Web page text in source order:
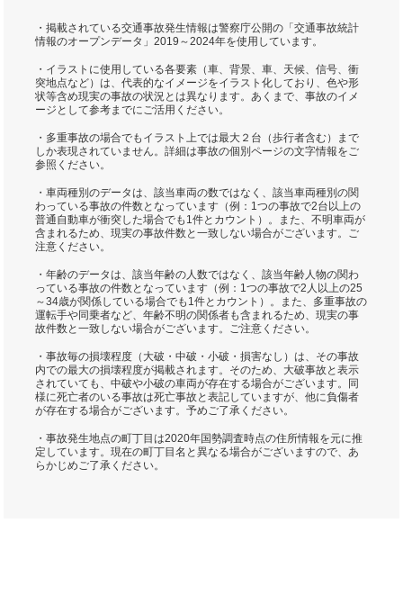
・掲載されている交通事故発生情報は警察庁公開の「交通事故統計
情報のオープンデータ」2019～2024年を使用しています。
・イラストに使用している各要素（車、背景、車、天候、信号、衝
突地点など）は、代表的なイメージをイラスト化しており、色や形
状等含め現実の事故の状況とは異なります。あくまで、事故のイメ
ージとして参考までにご活用ください。
・多重事故の場合でもイラスト上では最大２台（歩行者含む）まで
しか表現されていません。詳細は事故の個別ページの文字情報をご
参照ください。
・車両種別のデータは、該当車両の数ではなく、該当車両種別の関
わっている事故の件数となっています（例：1つの事故で2台以上の
普通自動車が衝突した場合でも1件とカウント）。また、不明車両が
含まれるため、現実の事故件数と一致しない場合がございます。ご
注意ください。
・年齢のデータは、該当年齢の人数ではなく、該当年齢人物の関わ
っている事故の件数となっています（例：1つの事故で2人以上の25
～34歳が関係している場合でも1件とカウント）。また、多重事故の
運転手や同乗者など、年齢不明の関係者も含まれるため、現実の事
故件数と一致しない場合がございます。ご注意ください。
・事故毎の損壊程度（大破・中破・小破・損害なし）は、その事故
内での最大の損壊程度が掲載されます。そのため、大破事故と表示
されていても、中破や小破の車両が存在する場合がございます。同
様に死亡者のいる事故は死亡事故と表記していますが、他に負傷者
が存在する場合がございます。予めご了承ください。
・事故発生地点の町丁目は2020年国勢調査時点の住所情報を元に推
定しています。現在の町丁目名と異なる場合がございますので、あ
らかじめご了承ください。